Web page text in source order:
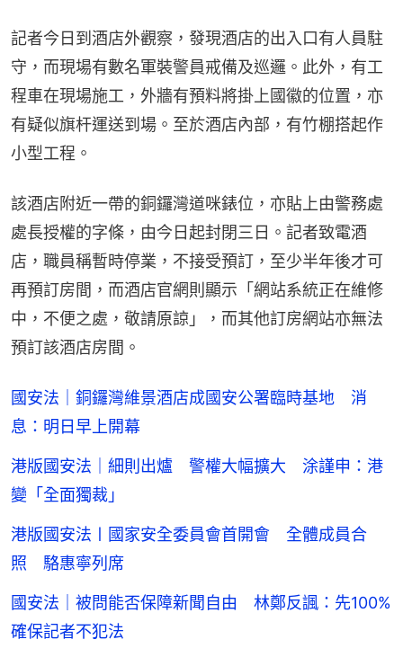
記者今日到酒店外觀察，發現酒店的出入口有人員駐
守，而現場有數名軍裝警員戒備及巡邏。此外，有工
程車在現場施工，外牆有預料將掛上國徽的位置，亦
有疑似旗杆運送到場。至於酒店內部，有竹棚搭起作
小型工程。
該酒店附近一帶的銅鑼灣道咪錶位，亦貼上由警務處
處長授權的字條，由今日起封閉三日。記者致電酒
店，職員稱暫時停業，不接受預訂，至少半年後才可
再預訂房間，而酒店官網則顯示「網站系統正在維修
中，不便之處，敬請原諒」，而其他訂房網站亦無法
預訂該酒店房間。
國安法｜銅鑼灣維景酒店成國安公署臨時基地 消
息：明日早上開幕
港版國安法｜細則出爐 警權大幅擴大 涂謹申：港
變「全面獨裁」
港版國安法〡國家安全委員會首開會 全體成員合
照 駱惠寧列席
國安法｜被問能否保障新聞自由 林鄭反諷：先100%
確保記者不犯法